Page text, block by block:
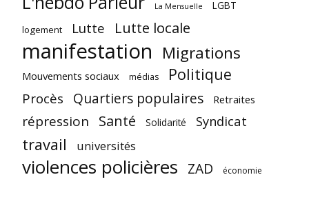
La Mensuelle
LGBT
logement
Lutte Lutte locale
manifestation Migrations
Mouvements sociaux médias Politique
Procès Quartiers populaires Retraites
répression Santé Solidarité Syndicat
travail universités
violences policières ZAD économie